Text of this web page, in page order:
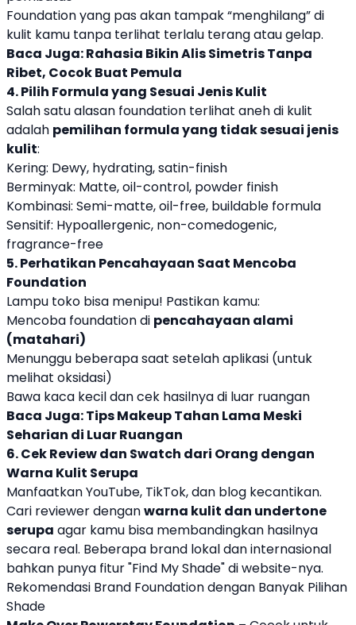
Foundation yang pas akan tampak “menghilang” di
kulit kamu tanpa terlihat terlalu terang atau gelap.
Baca Juga:Rahasia Bikin Alis Simetris Tanpa
Ribet, Cocok Buat Pemula
4. Pilih Formula yang Sesuai Jenis Kulit
Salah satu alasan foundation terlihat aneh di kulit
adalah pemilihan formula yang tidak sesuai jenis
kulit:
Kering: Dewy, hydrating, satin-finish
Berminyak: Matte, oil-control, powder finish
Kombinasi: Semi-matte, oil-free, buildable formula
Sensitif: Hypoallergenic, non-comedogenic,
fragrance-free
5. Perhatikan Pencahayaan Saat Mencoba
Foundation
Lampu toko bisa menipu! Pastikan kamu:
Mencoba foundation di pencahayaan alami
(matahari)
Menunggu beberapa saat setelah aplikasi (untuk
melihat oksidasi)
Bawa kaca kecil dan cek hasilnya di luar ruangan
Baca Juga:Tips Makeup Tahan Lama Meski
Seharian di Luar Ruangan
6. Cek Review dan Swatch dari Orang dengan
Warna Kulit Serupa
Manfaatkan YouTube, TikTok, dan blog kecantikan.
Cari reviewer denganwarna kulit dan undertone
serupa agar kamu bisa membandingkan hasilnya
secara real. Beberapa brand lokal dan internasional
bahkan punya fitur "Find My Shade" di website-nya.
Rekomendasi Brand Foundation dengan Banyak Pilihan
Shade